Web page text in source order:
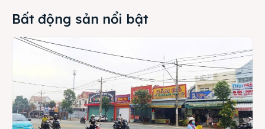
Bất động sản nổi bật